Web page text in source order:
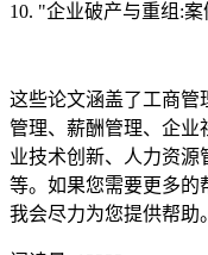
10. "企业破产与重组:
这些论文涵盖了工商管
管理、薪酬管理、企
业技术创新、人力资源
等。如果您需要更多的
我会尽力为您提供帮助。